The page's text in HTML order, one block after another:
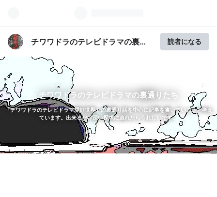
チワワドラのテレビドラマの裏通
読者になる
チワワドラのテレビドラマの裏通りたち
「チワワドラのテレビドラマ愛好世界」の裏通り話を中心に記事を書いていこうと考え
ています。出来るだけ深い探求に迫れたらうれしいです。